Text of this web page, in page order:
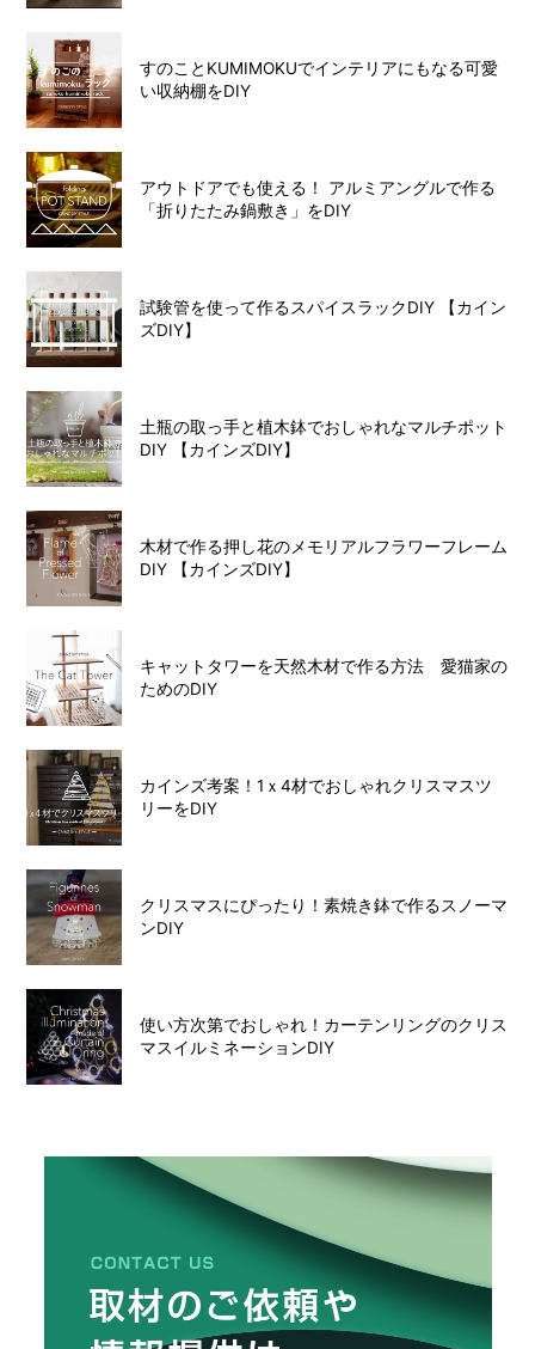
すのことKUMIMOKUでインテリアにもなる可愛
い収納棚をDIY
アウトドアでも使える！ アルミアングルで作る
「折りたたみ鍋敷き」をDIY
試験管を使って作るスパイスラックDIY 【カイン
ズDIY】
土瓶の取っ手と植木鉢でおしゃれなマルチポット
DIY 【カインズDIY】
木材で作る押し花のメモリアルフラワーフレーム
DIY 【カインズDIY】
キャットタワーを天然木材で作る方法 愛猫家の
ためのDIY
カインズ考案！1ｘ4材でおしゃれクリスマスツ
リーをDIY
クリスマスにぴったり！素焼き鉢で作るスノーマ
ンDIY
使い方次第でおしゃれ！カーテンリングのクリス
マスイルミネーションDIY